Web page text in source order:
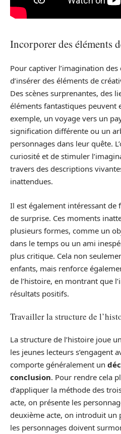
Incorporer des éléments
Pour captiver l’imagination
d’insérer des éléments de
Des scènes surprenantes, des
éléments fantastiques peuvent
exemple, un voyage vers un
signification différente ou un
personnages dans leur quête.
curiosité et de stimuler
travers des descriptions
inattendues.
Il est également intéressant de
de surprise. Ces moments
plusieurs formes, comme un
dans le temps ou un ami
plus critique. Cela non
enfants, mais renforce
de l’histoire, en montrant que
résultats positifs.
Travailler la structure de
La structure de l’histoire joue
les jeunes lecteurs s’engagent
comporte généralement un
conclusion. Pour rendre cela
d’appliquer la méthode des
acte, on présente les
deuxième acte, on introduit un
les personnages doivent